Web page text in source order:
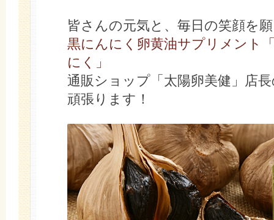
皆さんの元気と、毎日の笑顔を
黒にんにく卵黄油サプリメント
にく」
通販ショップ「太陽卵美健」店
頑張ります！